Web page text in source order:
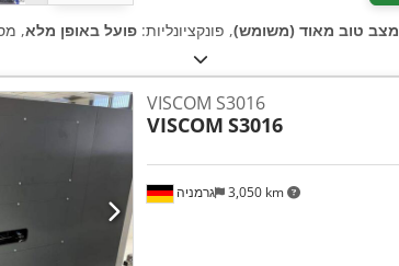
מצב טוב מאוד (משומש), פונקציונליות: פועל באופן מלא,
גרמניה 3,050 km
VISCOM S3016
VISCOM S3016